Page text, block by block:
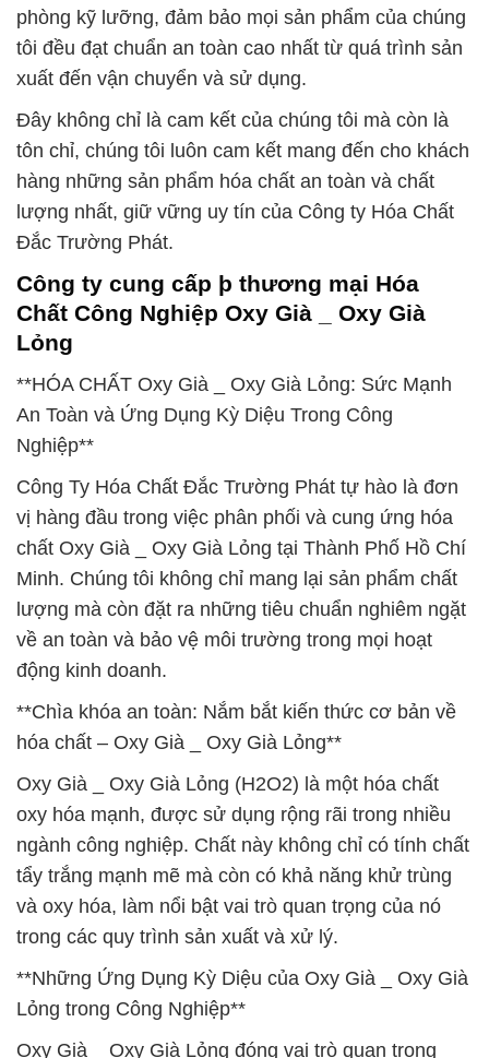
phòng kỹ lưỡng, đảm bảo mọi sản phẩm của chúng
tôi đều đạt chuẩn an toàn cao nhất từ quá trình sản
xuất đến vận chuyển và sử dụng.
Đây không chỉ là cam kết của chúng tôi mà còn là
tôn chỉ, chúng tôi luôn cam kết mang đến cho khách
hàng những sản phẩm hóa chất an toàn và chất
lượng nhất, giữ vững uy tín của Công ty Hóa Chất
Đắc Trường Phát.
Công ty cung cấp þ thương mại Hóa
Chất Công Nghiệp Oxy Già _ Oxy Già
Lỏng
**HÓA CHẤT Oxy Già _ Oxy Già Lỏng: Sức Mạnh
An Toàn và Ứng Dụng Kỳ Diệu Trong Công
Nghiệp**
Công Ty Hóa Chất Đắc Trường Phát tự hào là đơn
vị hàng đầu trong việc phân phối và cung ứng hóa
chất Oxy Già _ Oxy Già Lỏng tại Thành Phố Hồ Chí
Minh. Chúng tôi không chỉ mang lại sản phẩm chất
lượng mà còn đặt ra những tiêu chuẩn nghiêm ngặt
về an toàn và bảo vệ môi trường trong mọi hoạt
động kinh doanh.
**Chìa khóa an toàn: Nắm bắt kiến thức cơ bản về
hóa chất – Oxy Già _ Oxy Già Lỏng**
Oxy Già _ Oxy Già Lỏng (H2O2) là một hóa chất
oxy hóa mạnh, được sử dụng rộng rãi trong nhiều
ngành công nghiệp. Chất này không chỉ có tính chất
tẩy trắng mạnh mẽ mà còn có khả năng khử trùng
và oxy hóa, làm nổi bật vai trò quan trọng của nó
trong các quy trình sản xuất và xử lý.
**Những Ứng Dụng Kỳ Diệu của Oxy Già _ Oxy Già
Lỏng trong Công Nghiệp**
Oxy Già _ Oxy Già Lỏng đóng vai trò quan trọng